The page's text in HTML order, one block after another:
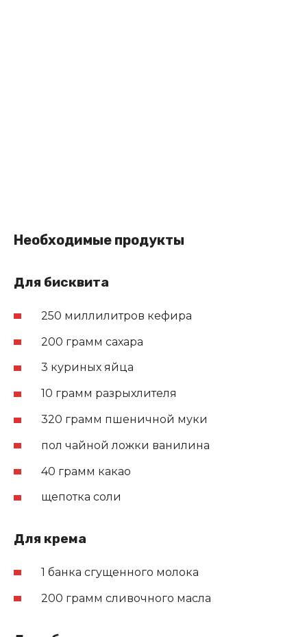
Необходимые продукты
Для бисквита
250 миллилитров кефира
200 грамм сахара
3 куриных яйца
10 грамм разрыхлителя
320 грамм пшеничной муки
пол чайной ложки ванилина
40 грамм какао
щепотка соли
Для крема
1 банка сгущенного молока
200 грамм сливочного масла